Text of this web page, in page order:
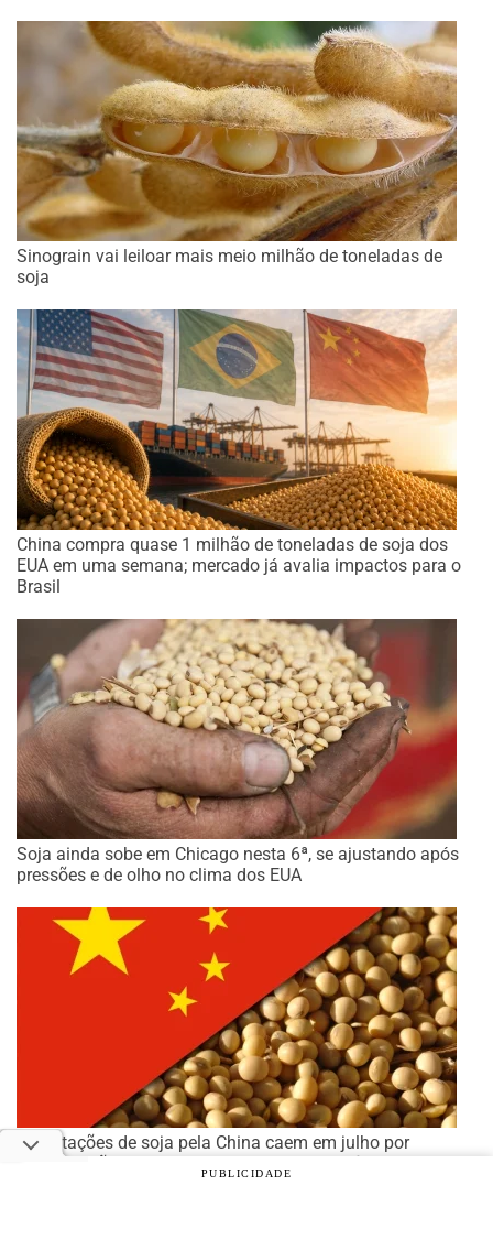
Sinograin vai leiloar mais meio milhão de toneladas de
soja
China compra quase 1 milhão de toneladas de soja dos
EUA em uma semana; mercado já avalia impactos para o
Brasil
Soja ainda sobe em Chicago nesta 6ª, se ajustando após
pressões e de olho no clima dos EUA
Importações de soja pela China caem em julho por
preocupações com tamanho do rebanho suíno
PUBLICIDADE